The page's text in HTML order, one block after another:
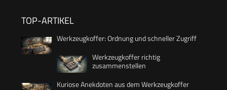
TOP-ARTIKEL
Werkzeugkoffer: Ordnung und schneller Zugriff
Werkzeugkoffer richtig
zusammenstellen
Kuriose Anekdoten aus dem Werkzeugkoffer